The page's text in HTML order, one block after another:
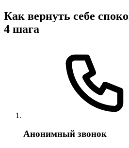
Как вернуть себе
4 шага
Анонимный звонок